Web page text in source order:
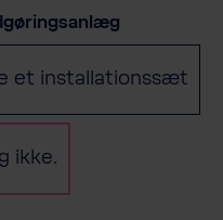
et installationssæt
ikke.